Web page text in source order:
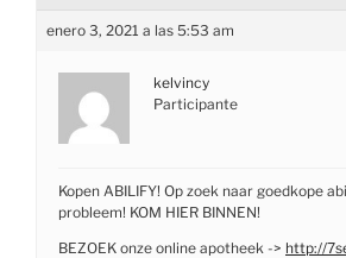
enero 3, 2021 a las 5:53 am
kelvincy
Participante
Kopen ABILIFY! Op zoek naar goedkope
probleem! KOM HIER BINNEN!
BEZOEK onze online apotheek -> http://